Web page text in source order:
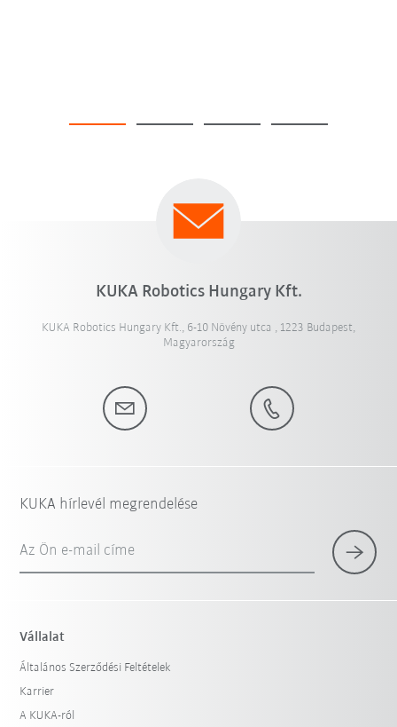
KUKA Robotics Hungary Kft.
KUKA Robotics Hungary Kft., 6-10 Növény utca , 1223 Budapest,
Magyarország
KUKA hírlevél megrendelése
Az Ön e-mail címe
Vállalat
Általános Szerződési Feltételek
Karrier
A KUKA-ról